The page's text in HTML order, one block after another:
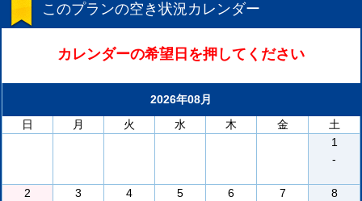
このプランの空き状況カレンダー
カレンダーの希望日を押してください
2026年08月
日
月 火 水 木 金
土
1
-
2
3
4
5
6
7
8